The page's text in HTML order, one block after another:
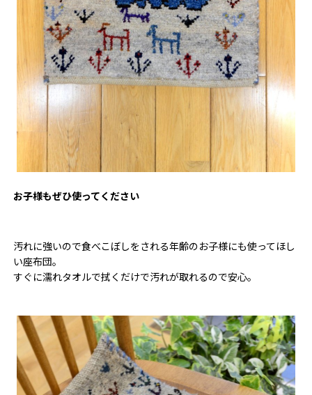
お子様もぜひ使ってください
汚れに強いので食べこぼしをされる年齢のお子様にも使ってほし
い座布団。
すぐに濡れタオルで拭くだけで汚れが取れるので安心。